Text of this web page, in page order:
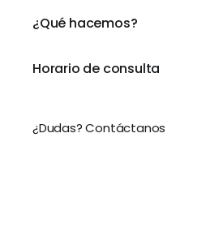
¿Qué hacemos?
Horario de consulta
¿Dudas? Contáctanos